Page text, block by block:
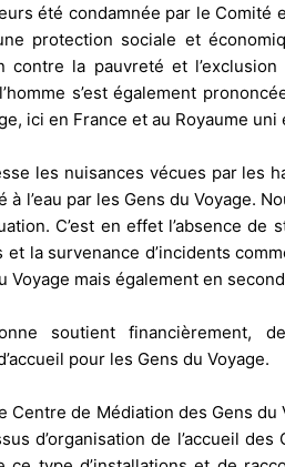
été condamnée par le
protection sociale et
contre la pauvreté et
s’est également
ici en France et au Royaume uni
les nuisances vécues par les
l’eau par les Gens du Voyage.
C’est en effet l’absence de
la survenance d’incidents
Voyage mais également en
soutient financièrement,
pour les Gens du Voyage.
Centre de Médiation des Gens
d’organisation de l’accueil